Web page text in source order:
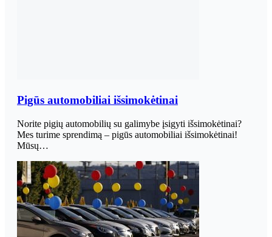
Pigūs automobiliai išsimokėtinai
Norite pigių automobilių su galimybe įsigyti išsimokėtinai?
Mes turime sprendimą – pigūs automobiliai išsimokėtinai!
Mūsų…